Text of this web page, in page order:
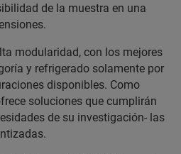
de la muestra en una
modularidad, con los mejores
y refrigerado solamente por
disponibles. Como
soluciones que cumplirán
de su investigación- las